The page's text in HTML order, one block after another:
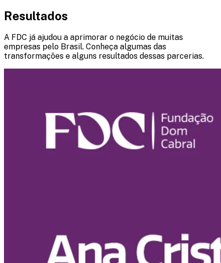
Resultados
A FDC já ajudou a aprimorar o negócio de muitas
empresas pelo Brasil. Conheça algumas das
transformações e alguns resultados dessas parcerias.